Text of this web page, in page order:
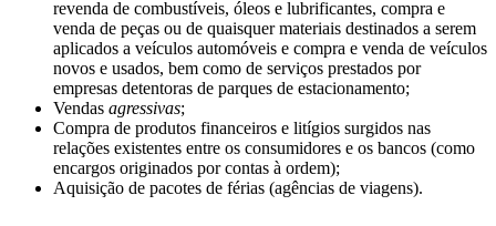
revenda de combustíveis, óleos e lubrificantes, compra e
venda de peças ou de quaisquer materiais destinados a serem
aplicados a veículos automóveis e compra e venda de veículos
novos e usados, bem como de serviços prestados por
empresas detentoras de parques de estacionamento;
Vendas agressivas;
Compra de produtos financeiros e litígios surgidos nas
relações existentes entre os consumidores e os bancos (como
encargos originados por contas à ordem);
Aquisição de pacotes de férias (agências de viagens).